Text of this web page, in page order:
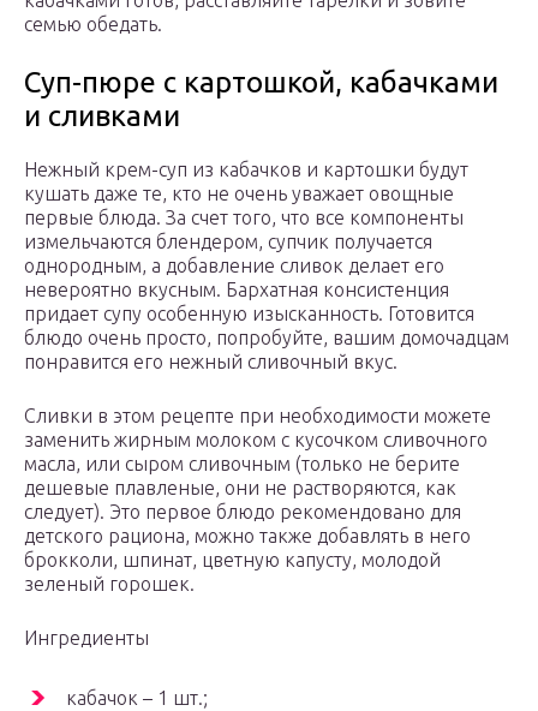
семью обедать.
Суп-пюре с картошкой, кабачками
и сливками
Нежный крем-суп из кабачков и картошки будут
кушать даже те, кто не очень уважает овощные
первые блюда. За счет того, что все компоненты
измельчаются блендером, супчик получается
однородным, а добавление сливок делает его
невероятно вкусным. Бархатная консистенция
придает супу особенную изысканность. Готовится
блюдо очень просто, попробуйте, вашим домочадцам
понравится его нежный сливочный вкус.
Сливки в этом рецепте при необходимости можете
заменить жирным молоком с кусочком сливочного
масла, или сыром сливочным (только не берите
дешевые плавленые, они не растворяются, как
следует). Это первое блюдо рекомендовано для
детского рациона, можно также добавлять в него
брокколи, шпинат, цветную капусту, молодой
зеленый горошек.
Ингредиенты
кабачок – 1 шт.;